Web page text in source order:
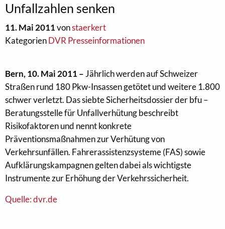
Unfallzahlen senken
11. Mai 2011vonstaerkert
KategorienDVR Presseinformationen
Bern, 10. Mai 2011 – Jährlich werden auf Schweizer
Straßen rund 180 Pkw-Insassen getötet und weitere 1.800
schwer verletzt. Das siebte Sicherheitsdossier der bfu –
Beratungsstelle für Unfallverhütung beschreibt
Risikofaktoren und nennt konkrete
Präventionsmaßnahmen zur Verhütung von
Verkehrsunfällen. Fahrerassistenzsysteme (FAS) sowie
Aufklärungskampagnen gelten dabei als wichtigste
Instrumente zur Erhöhung der Verkehrssicherheit.
Quelle: dvr.de